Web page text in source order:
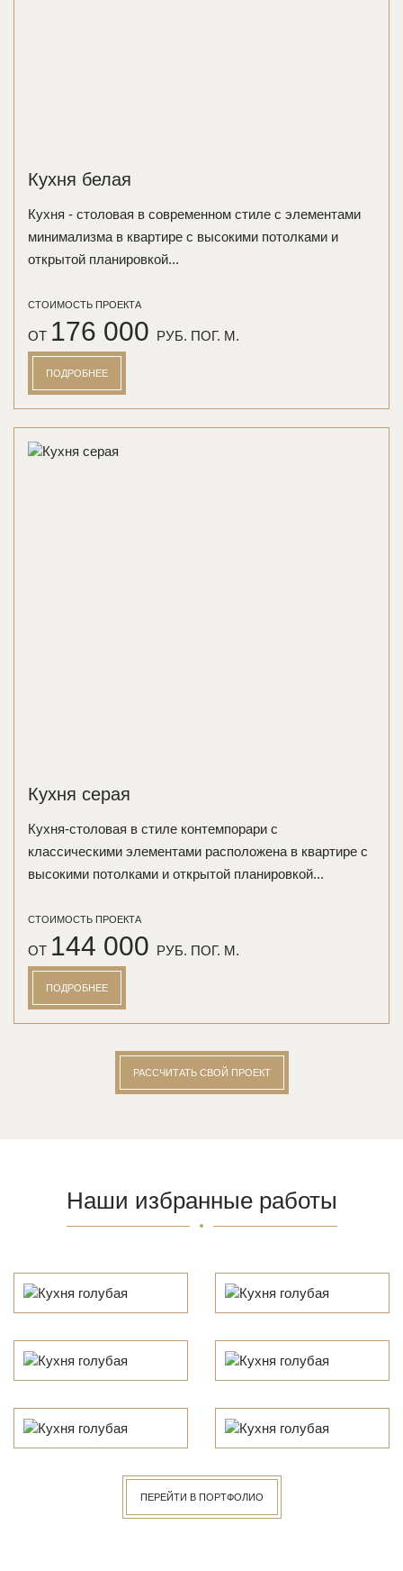
Кухня белая
Кухня - столовая в современном стиле с элементами
минимализма в квартире с высокими потолками и
открытой планировкой...
СТОИМОСТЬ ПРОЕКТА
ОТ 176 000 РУБ. ПОГ. М.
ПОДРОБНЕЕ
Кухня серая
Кухня-столовая в стиле контемпорари с
классическими элементами расположена в квартире с
высокими потолками и открытой планировкой...
СТОИМОСТЬ ПРОЕКТА
ОТ 144 000 РУБ. ПОГ. М.
ПОДРОБНЕЕ
РАССЧИТАТЬ СВОЙ ПРОЕКТ
Наши избранные работы
ПЕРЕЙТИ В ПОРТФОЛИО